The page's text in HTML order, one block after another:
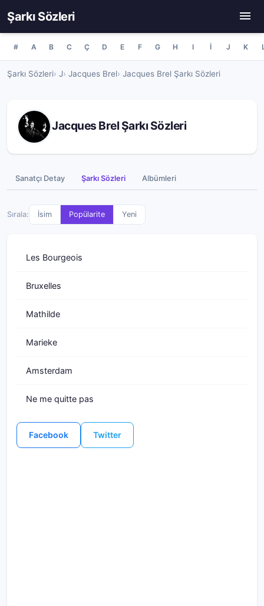
Şarkı Sözleri
# A B C Ç D E F G H I İ J K
Şarkı Sözleri J Jacques Brel Jacques Brel Şarkı Sözleri
Jacques Brel Şarkı Sözleri
Sanatçı Detay Şarkı Sözleri Albümleri
Sırala: İsim Popülarite Yeni
Les Bourgeois
Bruxelles
Mathilde
Marieke
Amsterdam
Ne me quitte pas
Facebook Twitter